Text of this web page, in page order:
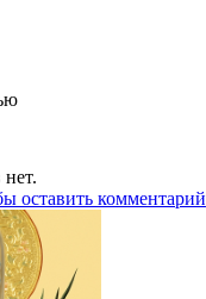
оставить комментарий